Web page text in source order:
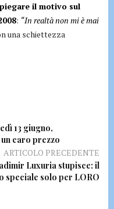
il motivo sul
: “In realtà non mi è mai
una schiettezza
13 giugno,
caro prezzo
ARTICOLO PRECEDENTE
Luxuria stupisce: il
speciale solo per LORO